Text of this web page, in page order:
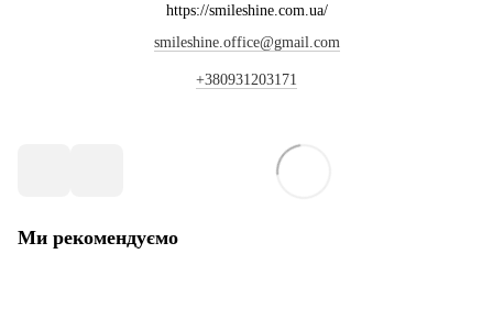
https://smileshine.com.ua/
smileshine.office@gmail.com
+380931203171
Ми рекомендуємо